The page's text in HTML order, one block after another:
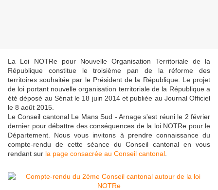
La Loi NOTRe pour Nouvelle Organisation Territoriale de la
République constitue le troisième pan de la réforme des
territoires souhaitée par le Président de la République. Le projet
de loi portant nouvelle organisation territoriale de la République a
été déposé au Sénat le 18 juin 2014 et publiée au Journal Officiel
le 8 août 2015.
Le Conseil cantonal Le Mans Sud - Arnage s'est réuni le 2 février
dernier pour débattre des conséquences de la loi NOTRe pour le
Département. Nous vous invitons à prendre connaissance du
compte-rendu de cette séance du Conseil cantonal en vous
rendant sur la page consacrée au Conseil cantonal